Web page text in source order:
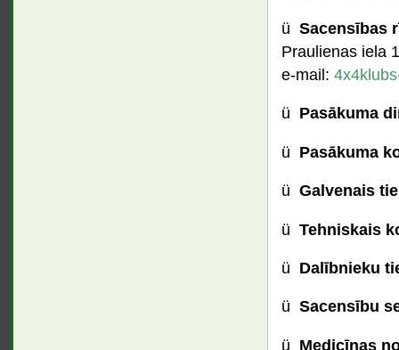
ü Sacensības
Praulienas iela
e-mail:
ü Pasākuma
ü Pasākuma
ü Galvenais
ü Tehniskais
ü Dalībnieku
ü Sacensību
ü Medicīnas